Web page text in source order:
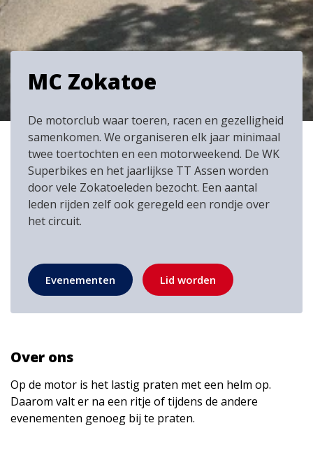
MC Zokatoe
De motorclub waar toeren, racen en gezelligheid
samenkomen. We organiseren elk jaar minimaal
twee toertochten en een motorweekend. De WK
Superbikes en het jaarlijkse TT Assen worden
door vele Zokatoeleden bezocht. Een aantal
leden rijden zelf ook geregeld een rondje over
het circuit.
Evenementen Lid worden
Over ons
Op de motor is het lastig praten met een helm op.
Daarom valt er na een ritje of tijdens de andere
evenementen genoeg bij te praten.